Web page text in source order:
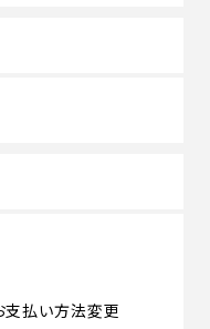
支払い方法変更